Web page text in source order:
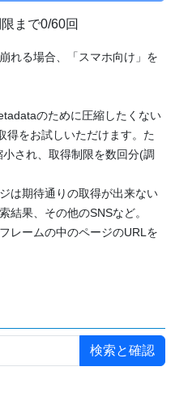
まで0/60回
れる場合、「スマホ向け」を
のために圧縮したくない
得をお試しいただけます。た
され、取得制限を数回分(調
は期待通りの取得が出来ない
結果、その他のSNSなど。
レームの中のページのURLを